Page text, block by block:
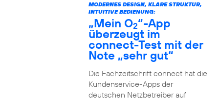
MODERNES DESIGN, KLARE STRUKTUR,
INTUITIVE BEDIENUNG:
„Mein O2“-App
überzeugt im
connect-Test mit der
Note „sehr gut“
Die Fachzeitschrift connect hat die
Kundenservice-Apps der
deutschen Netzbetreiber auf